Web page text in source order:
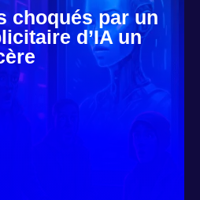
choqués par un
d’IA un